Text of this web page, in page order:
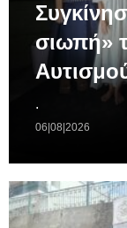
σιωπή»
.
06|08|2026